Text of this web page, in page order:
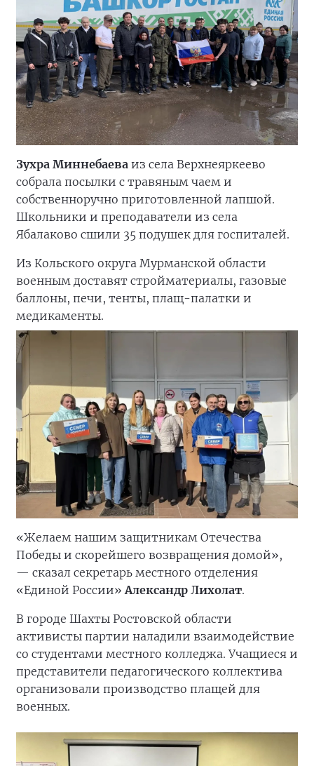
Зухра Миннебаева из села Верхнеяркеево
собрала посылки с травяным чаем и
собственноручно приготовленной лапшой.
Школьники и преподаватели из села
Ябалаково сшили 35 подушек для госпиталей.
Из Кольского округа Мурманской области
военным доставят стройматериалы, газовые
баллоны, печи, тенты, плащ-палатки и
медикаменты.
«Желаем нашим защитникам Отечества
Победы и скорейшего возвращения домой»,
— сказал секретарь местного отделения
«Единой России»Александр Лихолат.
В городе Шахты Ростовской области
активисты партии наладили взаимодействие
со студентами местного колледжа. Учащиеся и
представители педагогического коллектива
организовали производство плащей для
военных.